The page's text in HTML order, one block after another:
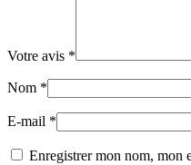
Votre avis *
Nom *
E-mail *
Enregistrer mon nom, mon